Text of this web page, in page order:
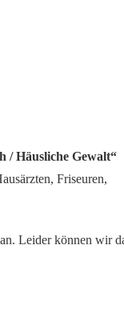
/ Häusliche Gewalt“
Friseuren,
Leider können wir